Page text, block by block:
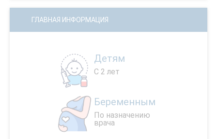
ГЛАВНАЯ ИНФОРМАЦИЯ
Детям
С 2 лет
Беременным
По назначению
врача